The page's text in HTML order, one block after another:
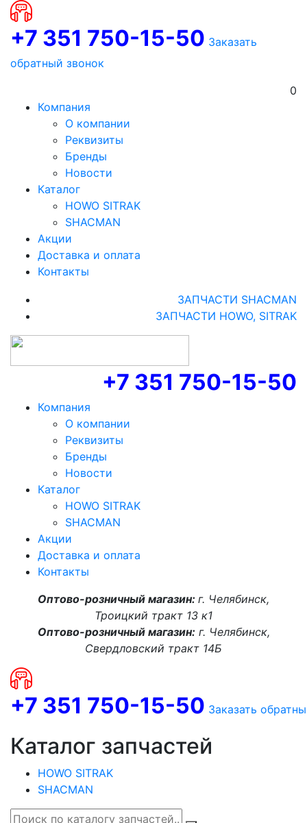
+7 351 750-15-50 Заказать
обратный звонок
0
Компания
О компании
Реквизиты
Бренды
Новости
Каталог
HOWO SITRAK
SHACMAN
Акции
Доставка и оплата
Контакты
ЗАПЧАСТИ SHACMAN
ЗАПЧАСТИ HOWO, SITRAK
+7 351 750-15-50
Компания
О компании
Реквизиты
Бренды
Новости
Каталог
HOWO SITRAK
SHACMAN
Акции
Доставка и оплата
Контакты
Оптово-розничный магазин: г. Челябинск,
Троицкий тракт 13 к1
Оптово-розничный магазин:г. Челябинск,
Свердловский тракт 14Б
+7 351 750-15-50 Заказать
Каталог запчастей
HOWO SITRAK
SHACMAN